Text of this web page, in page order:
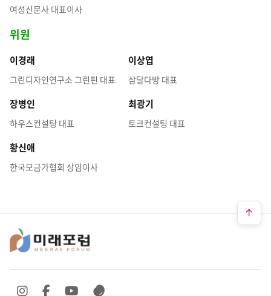
여성신문사 대표이사
위원
이경래
그린디자인연구소 그린핀 대표
이상엽
삼달다방 대표
장병인
하우스컨설팅 대표
최광기
토크컨설팅 대표
황신애
한국모금가협회 상임이사
SNS 바로가기
SNS 바로가기SNS 바로가기